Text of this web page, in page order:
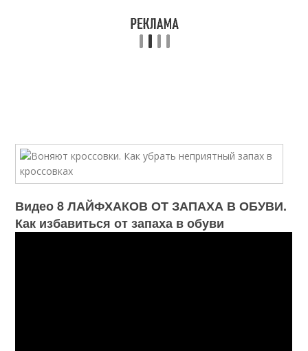
Видео 8 ЛАЙФХАКОВ ОТ ЗАПАХА В ОБУВИ.
Как избавиться от запаха в обуви